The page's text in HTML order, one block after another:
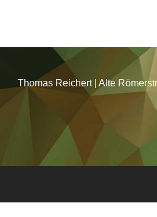
Thomas Reichert | Alte